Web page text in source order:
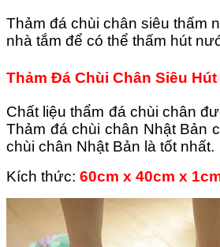
Thảm đá chùi chân siêu thấm
nhà tắm để có thể thấm hút
Thảm Đá Chùi Chân Siêu
Chất liệu thẩm đá chùi chân
Thảm đá chùi chân Nhật Bản
chùi chân Nhật Bản là tốt nhất.
Kích thức: 60cm x 40cm x